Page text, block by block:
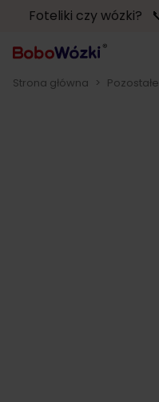
Foteliki czy wózki?
Strona główna >